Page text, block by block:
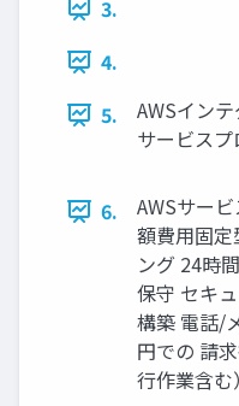
3.
4.
5.
AWSイン
サービスプ
6.
AWSサー
額費用固定
ング 24時
保守 セキ
構築 電話/
円での 請
行作業含